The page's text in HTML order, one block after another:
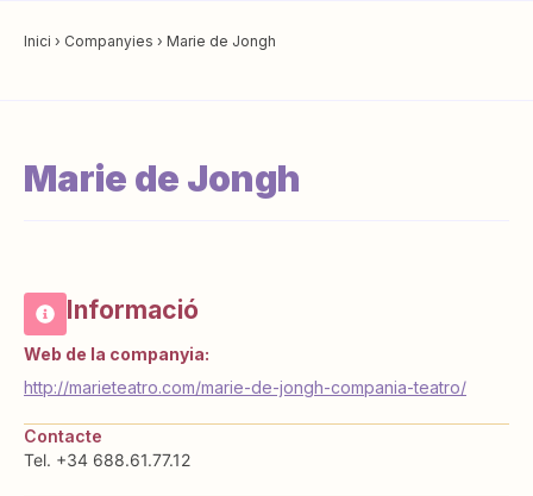
Inici › Companyies › Marie de Jongh
Marie de Jongh
Informació
Web de la companyia:
http://marieteatro.com/marie-de-jongh-compania-teatro/
Contacte
Tel. +34 688.61.77.12